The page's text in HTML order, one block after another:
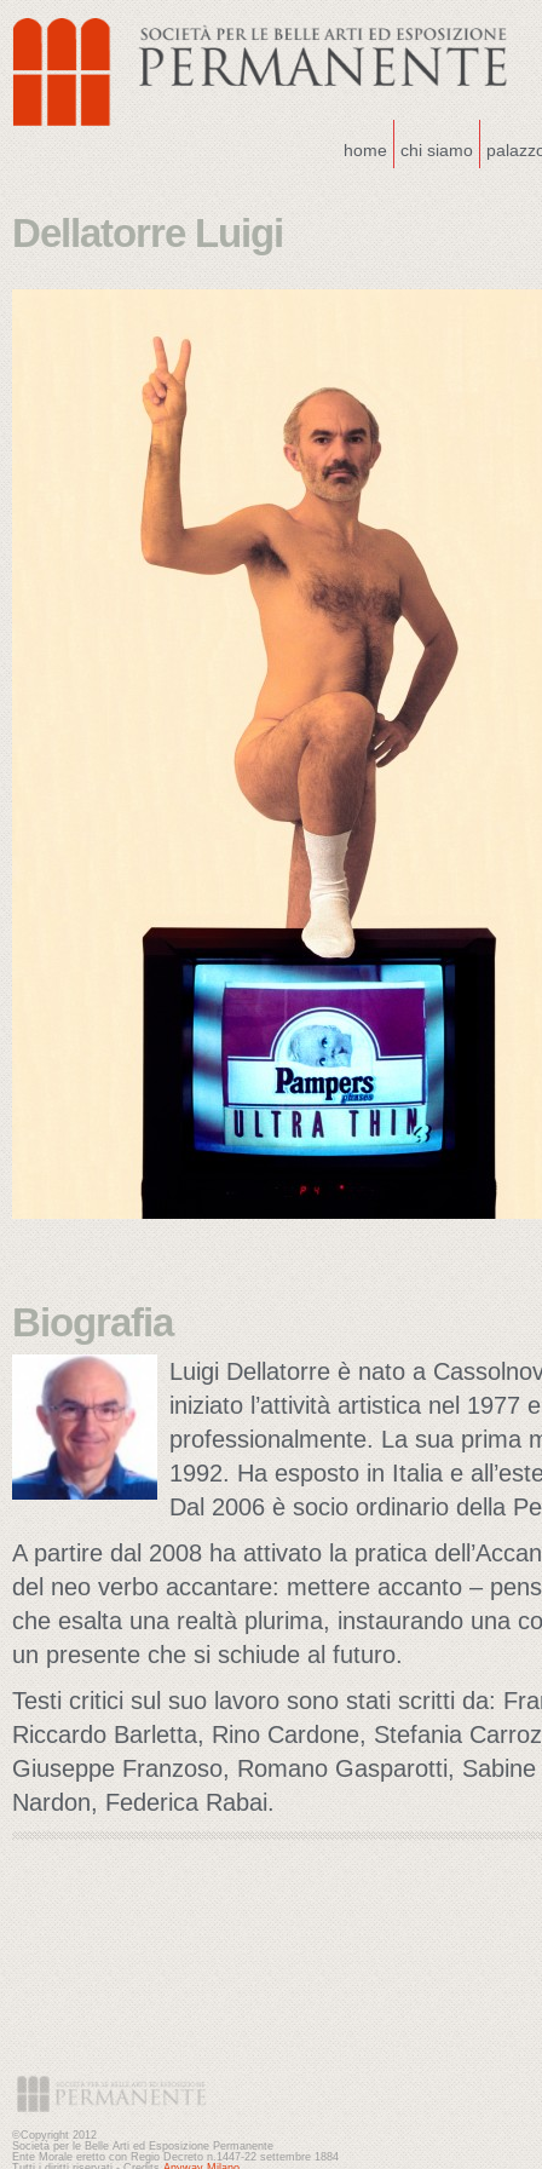
home chi siamo
Dellatorre Luigi
Biografia
Luigi Dellatorre è nato a
iniziato l’attività artistica nel 1977
professionalmente. La sua prima
1992. Ha esposto in Italia e
Dal 2006 è socio ordinario della
A partire dal 2008 ha attivato la pratica
del neo verbo accantare: mettere accanto –
che esalta una realtà plurima, instaurando una
un presente che si schiude al futuro.
Testi critici sul suo lavoro sono stati scritti da:
Riccardo Barletta, Rino Cardone, Stefania
Giuseppe Franzoso, Romano Gasparotti,
Nardon, Federica Rabai.
©Copyright 2012
Società per le Belle Arti ed Esposizione Permanente
Ente Morale eretto con Regio Decreto n.1447-22 settembre 1884